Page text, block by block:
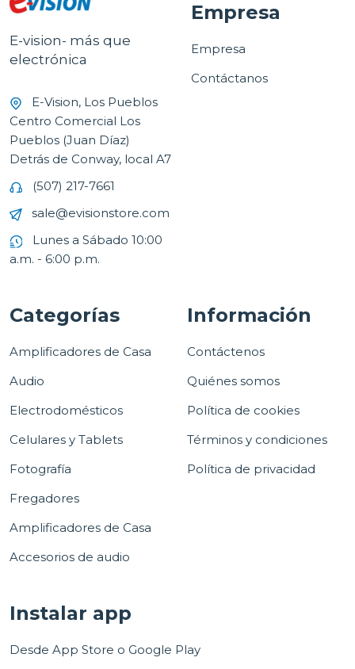
E-vision- más que
electrónica
E-Vision, Los Pueblos
Centro Comercial Los
Pueblos (Juan Díaz)
Detrás de Conway, local A7
(507) 217-7661
sale@evisionstore.com
Lunes a Sábado 10:00
a.m. - 6:00 p.m.
Empresa
Empresa
Contáctanos
Categorías
Amplificadores de Casa
Audio
Electrodomésticos
Celulares y Tablets
Fotografía
Fregadores
Amplificadores de Casa
Accesorios de audio
Información
Contáctenos
Quiénes somos
Política de cookies
Términos y condiciones
Política de privacidad
Instalar app
Desde App Store o Google Play